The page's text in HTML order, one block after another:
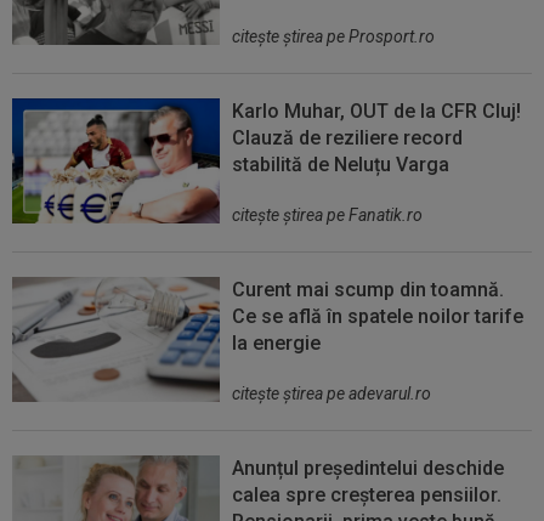
citeşte ştirea pe Prosport.ro
Karlo Muhar, OUT de la CFR Cluj!
Clauză de reziliere record
stabilită de Neluțu Varga
citeşte ştirea pe Fanatik.ro
Curent mai scump din toamnă.
Ce se află în spatele noilor tarife
la energie
citeşte ştirea pe adevarul.ro
Anunțul președintelui deschide
calea spre creșterea pensiilor.